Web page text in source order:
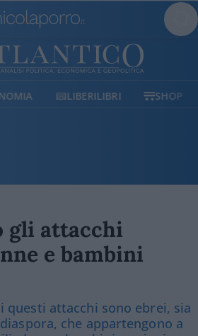
SHOP SOSTIENICI
gli attacchi
e bambini
questi attacchi sono ebrei, sia
che appartengono a